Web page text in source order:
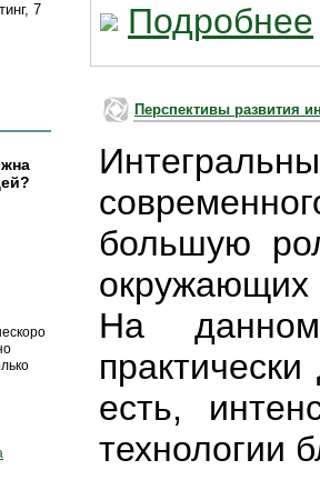
7
Подробнее
Перспективы развития
большую
На
есть,
технологии